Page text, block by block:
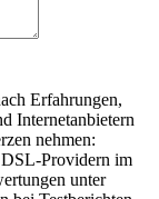
Erfahrungen,
Internetanbietern
nehmen:
Providern im
unter